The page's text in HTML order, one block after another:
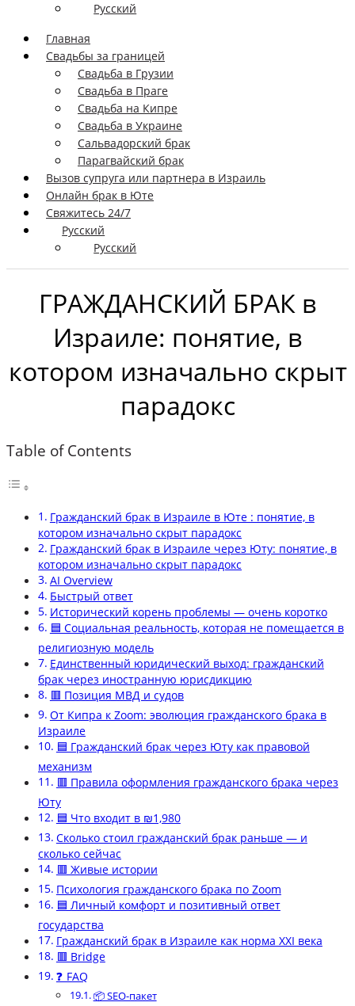
Русский
Главная
Свадьбы за границей
Свадьба в Грузии
Свадьба в Праге
Свадьба на Кипре
Свадьба в Украине
Сальвадорский брак
Парагвайский брак
Вызов супруга или партнера в Израиль
Онлайн брак в Юте
Свяжитесь 24/7
Русский
Русский
ГРАЖДАНСКИЙ БРАК в
Израиле: понятие, в
котором изначально скрыт
парадокс
Table of Contents
Гражданский брак в Израиле в Юте : понятие, в
котором изначально скрыт парадокс
Гражданский брак в Израиле через Юту: понятие, в
котором изначально скрыт парадокс
AI Overview
Быстрый ответ
Исторический корень проблемы — очень коротко
🟦 Социальная реальность, которая не помещается в
религиозную модель
Единственный юридический выход: гражданский
брак через иностранную юрисдикцию
🟥 Позиция МВД и судов
От Кипра к Zoom: эволюция гражданского брака в
Израиле
🟦 Гражданский брак через Юту как правовой
механизм
🟥 Правила оформления гражданского брака через
Юту
🟦 Что входит в ₪1,980
Сколько стоил гражданский брак раньше — и
сколько сейчас
🟥 Живые истории
Психология гражданского брака по Zoom
🟦 Личный комфорт и позитивный ответ
государства
Гражданский брак в Израиле как норма XXI века
🟥 Bridge
❓ FAQ
📦 SEO-пакет